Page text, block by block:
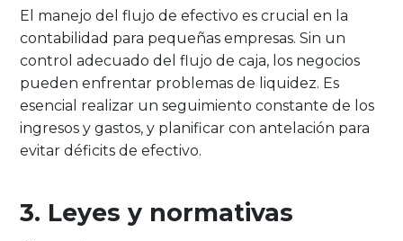
El manejo del flujo de efectivo es crucial en la
contabilidad para pequeñas empresas. Sin un
control adecuado del flujo de caja, los negocios
pueden enfrentar problemas de liquidez. Es
esencial realizar un seguimiento constante de los
ingresos y gastos, y planificar con antelación para
evitar déficits de efectivo.
3. Leyes y normativas